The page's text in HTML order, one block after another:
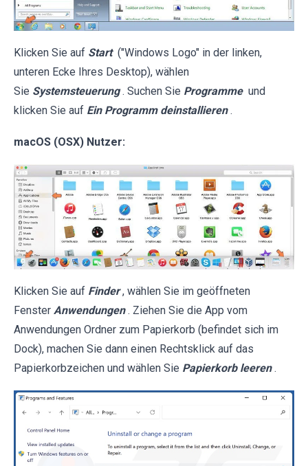
Klicken Sie auf Start ("Windows Logo" in der linken,
unteren Ecke Ihres Desktop), wählen
Sie Systemsteuerung . Suchen Sie Programme und
klicken Sie auf Ein Programm deinstallieren .
macOS (OSX) Nutzer:
Klicken Sie auf Finder , wählen Sie im geöffneten
Fenster Anwendungen . Ziehen Sie die App vom
Anwendungen Ordner zum Papierkorb (befindet sich im
Dock), machen Sie dann einen Rechtsklick auf das
Papierkorbzeichen und wählen Sie Papierkorb leeren .